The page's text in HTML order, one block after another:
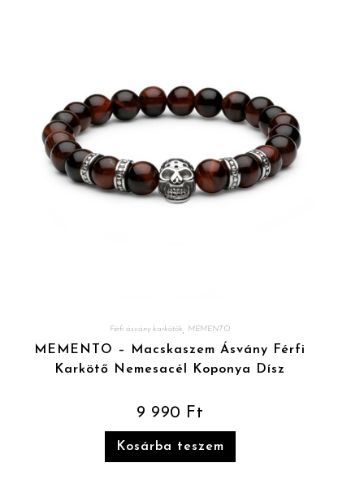
Férfi ásvány karkötők MEMENTO
MEMENTO – Macskaszem Ásvány Férfi
Karkötő Nemesacél Koponya Dísz
9 990 Ft
Kosárba teszem